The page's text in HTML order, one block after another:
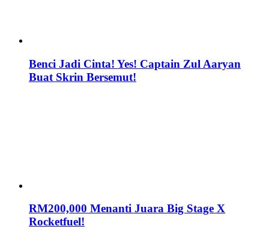
Benci Jadi Cinta! Yes! Captain Zul Aaryan
Buat Skrin Bersemut!
RM200,000 Menanti Juara Big Stage X
Rocketfuel!